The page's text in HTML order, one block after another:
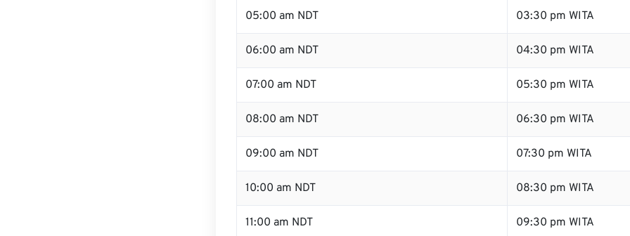
05:00 am NDT 03:30 pm WITA
06:00 am NDT 04:30 pm WITA
07:00 am NDT 05:30 pm WITA
08:00 am NDT 06:30 pm WITA
09:00 am NDT 07:30 pm WITA
10:00 am NDT 08:30 pm WITA
11:00 am NDT 09:30 pm WITA